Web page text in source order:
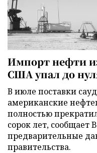
Импорт нефти
США упал до
В июле поставки
американские
полностью
сорок лет, сообщает
предварительные
правительства.